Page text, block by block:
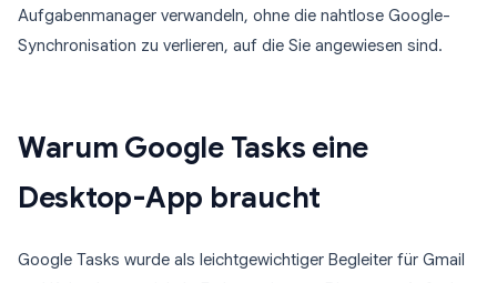
Aufgabenmanager verwandeln, ohne die nahtlose Google-
Synchronisation zu verlieren, auf die Sie angewiesen sind.
Warum Google Tasks eine
Desktop-App braucht
Google Tasks wurde als leichtgewichtiger Begleiter für Gmail